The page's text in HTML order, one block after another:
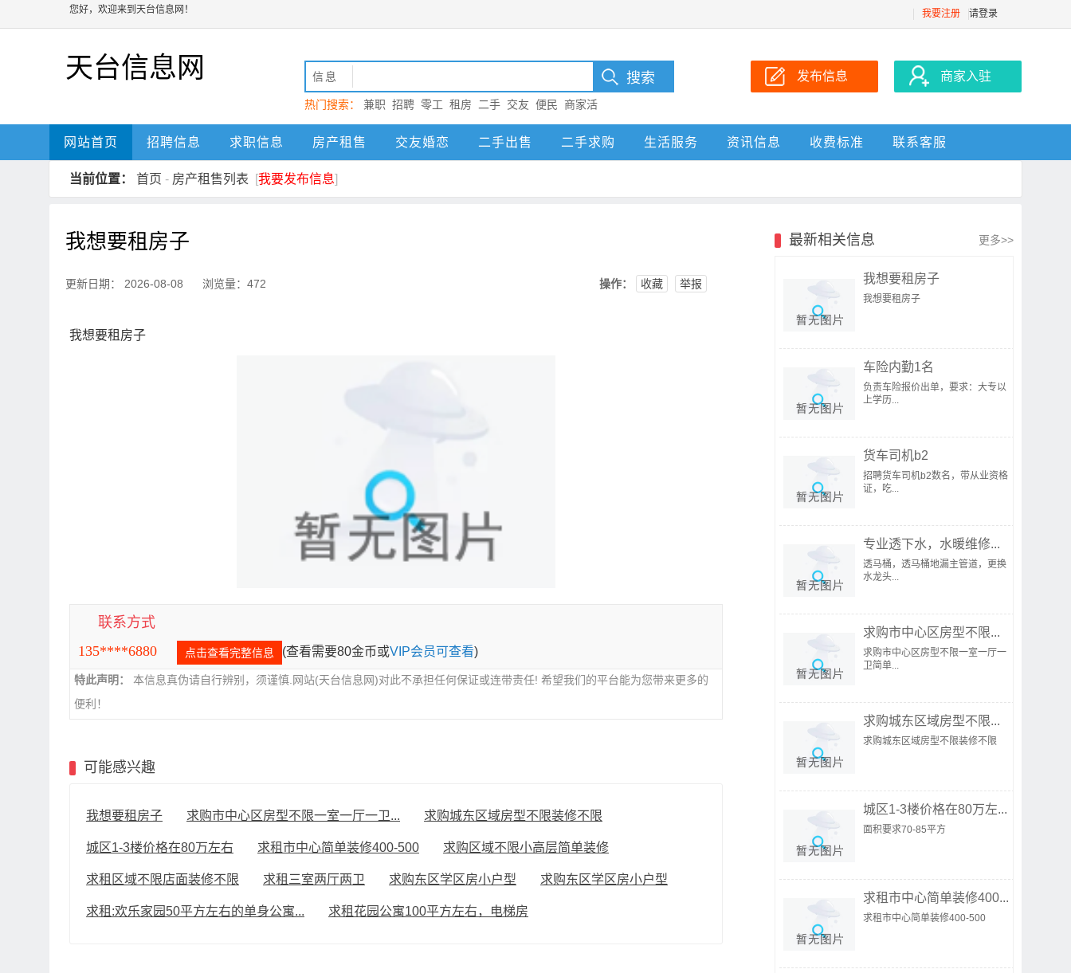
您好，欢迎来到天台信息网！ 我要注册 请登录
天台信息网 信息
热门搜索： 兼职 招聘 零工 租房 二手 交友 便民
商家活
动 天台
发布信息 商家入驻
网站首页 招聘信息 求职信息 房产租售 交友婚恋 二手出售 二手求购 生活服务 资讯信息 收费标准 联系客服
当前位置： 首页 - 房产租售列表 [我要发布信息]
我想要租房子
更新日期： 2026-08-08 浏览量：472 操作： 收藏 举报
我想要租房子
联系方式
135****6880
点击查看完整信息 (查看需要80金币或VIP会员可查看)
特此声明：
本信息真伪请自行辨别，须谨慎.网站(天台信息网)对此不承担任何保证或连带责任! 希望我们的平台能为您带来更多的
便利！
可能感兴趣
我想要租房子 求购市中心区房型不限一室一厅一卫... 求购城东区域房型不限装修不限
城区1-3楼价格在80万左右 求租市中心简单装修400-500 求购区域不限小高层简单装修
求租区域不限店面装修不限 求租三室两厅两卫 求购东区学区房小户型 求购东区学区房小户型
求租:欢乐家园50平方左右的单身公寓... 求租花园公寓100平方左右，电梯房
最新相关信息 更多>>
我想要租房子
我想要租房子
车险内勤1名
负责车险报价出单，要求：大专以
上学历...
货车司机b2
招聘货车司机b2数名，带从业资格
证，吃...
专业透下水，水暖维修...
透马桶，透马桶地漏主管道，更换
水龙头...
求购市中心区房型不限...
求购市中心区房型不限一室一厅一
卫简单...
求购城东区域房型不限...
求购城东区域房型不限装修不限
城区1-3楼价格在80万左...
面积要求70-85平方
求租市中心简单装修400...
求租市中心简单装修400-500